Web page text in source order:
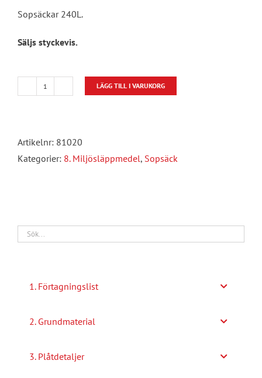
Sopsäckar 240L.
Säljs styckevis.
Sopsäckar
LÄGG TILL I VARUKORG
Artikelnr: 81020
Kategorier: 8. Miljösläppmedel, Sopsäck
1. Förtagningslist
2. Grundmaterial
3. Plåtdetaljer